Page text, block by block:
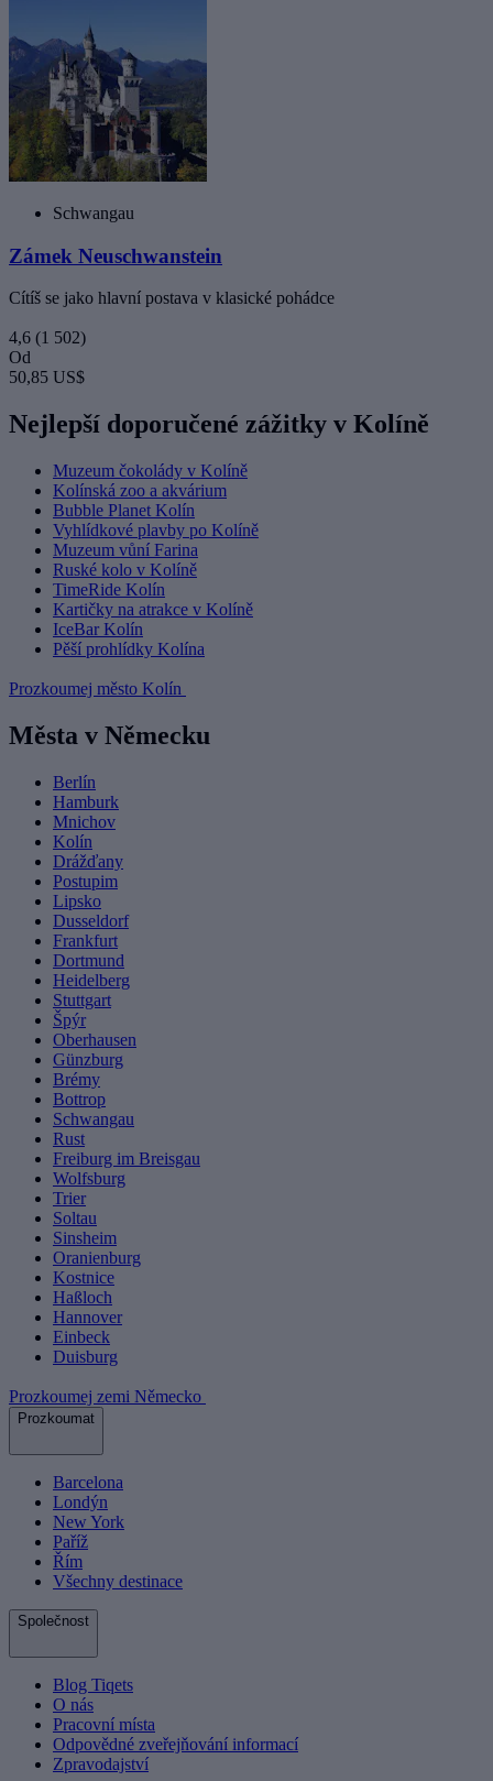
Schwangau
Zámek Neuschwanstein
Cítíš se jako hlavní postava v klasické pohádce
4,6 (1 502)
Od
50,85 US$
Nejlepší doporučené zážitky v Kolíně
Muzeum čokolády v Kolíně
Kolínská zoo a akvárium
Bubble Planet Kolín
Vyhlídkové plavby po Kolíně
Muzeum vůní Farina
Ruské kolo v Kolíně
TimeRide Kolín
Kartičky na atrakce v Kolíně
IceBar Kolín
Pěší prohlídky Kolína
Prozkoumej město Kolín
Města v Německu
Berlín
Hamburk
Mnichov
Kolín
Drážďany
Postupim
Lipsko
Dusseldorf
Frankfurt
Dortmund
Heidelberg
Stuttgart
Špýr
Oberhausen
Günzburg
Brémy
Bottrop
Schwangau
Rust
Freiburg im Breisgau
Wolfsburg
Trier
Soltau
Sinsheim
Oranienburg
Kostnice
Haßloch
Hannover
Einbeck
Duisburg
Prozkoumej zemi Německo
Prozkoumat
Barcelona
Londýn
New York
Paříž
Řím
Všechny destinace
Společnost
Blog Tiqets
O nás
Pracovní místa
Odpovědné zveřejňování informací
Zpravodajství